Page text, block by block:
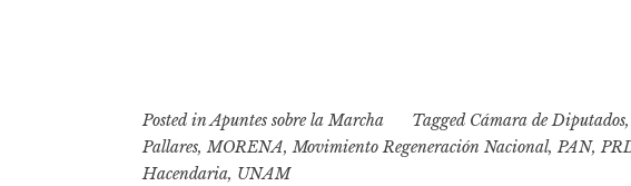
Posted in Apuntes sobre la Marcha Tagged Cámara de Diputados,
Pallares, MORENA, Movimiento Regeneración Nacional, PAN,
Hacendaria, UNAM